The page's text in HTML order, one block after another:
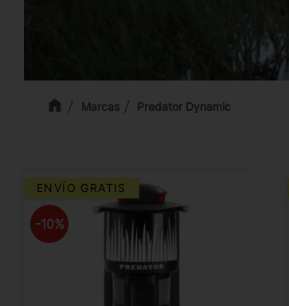
Marcas Predator Dynamic
10%
ENVÍO GRATIS